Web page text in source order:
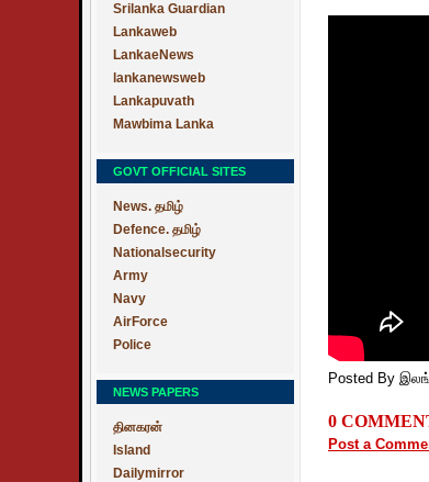
Srilanka Guardian
Lankaweb
LankaeNews
lankanewsweb
Lankapuvath
Mawbima Lanka
GOVT OFFICIAL SITES
News. தமிழ்
Defence. தமிழ்
Nationalsecurity
Army
Navy
AirForce
Police
NEWS PAPERS
தினகரன்
Island
Dailymirror
Posted By
0
Post a